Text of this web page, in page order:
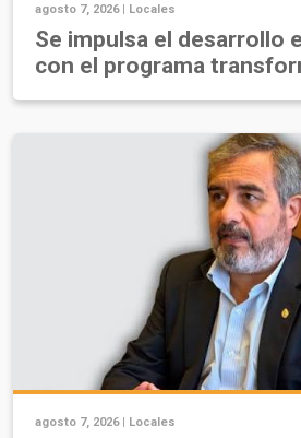
agosto 7, 2026 | Locales
Se impulsa el desarrollo
con el programa
agosto 7, 2026 | Locales